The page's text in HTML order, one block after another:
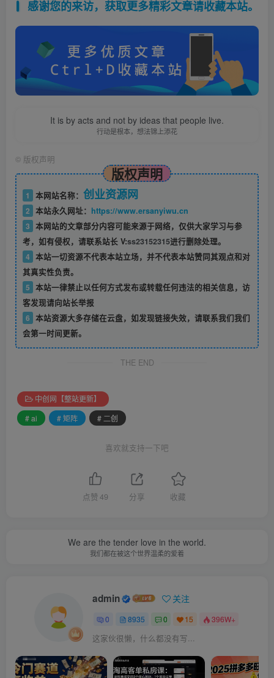
感谢您的来访，获取更多精彩文章请收藏本站。
It is by acts and not by ideas that people live.
行动是根本，想法锦上添花
© 版权声明
版权声明
1 本网站名称： 创业资源网
2 本站永久网址： https://www.ersanyiwu.cn
3 本网站的文章部分内容可能来源于网络，仅供大家学习与参
考，如有侵权，请联系站长 V:ss23152315进行删除处理。
4 本站一切资源不代表本站立场，并不代表本站赞同其观点和对
其真实性负责。
5 本站一律禁止以任何方式发布或转载任何违法的相关信息，访
客发现请向站长举报
6 本站资源大多存储在云盘，如发现链接失效，请联系我们我们
会第一时间更新。
THE END
中创网【整站更新】
# ai
# 矩阵 # 二创
喜欢就支持一下吧
点赞49 分享 收藏
We are the tender love in the world.
我们都在被这个世界温柔的爱着
admin 关注
0 8935 0 15 396W+
这家伙很懒，什么都没有写...